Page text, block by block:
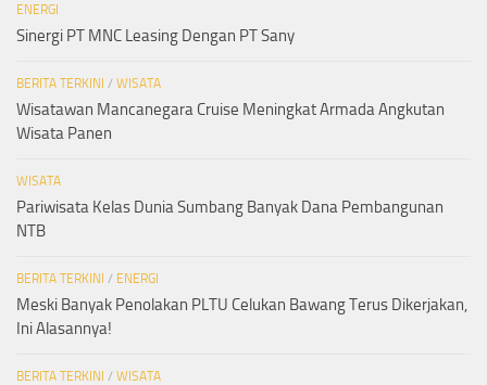
ENERGI
Sinergi PT MNC Leasing Dengan PT Sany
BERITA TERKINI / WISATA
Wisatawan Mancanegara Cruise Meningkat Armada Angkutan
Wisata Panen
WISATA
Pariwisata Kelas Dunia Sumbang Banyak Dana Pembangunan
NTB
BERITA TERKINI / ENERGI
Meski Banyak Penolakan PLTU Celukan Bawang Terus Dikerjakan,
Ini Alasannya!
BERITA TERKINI / WISATA